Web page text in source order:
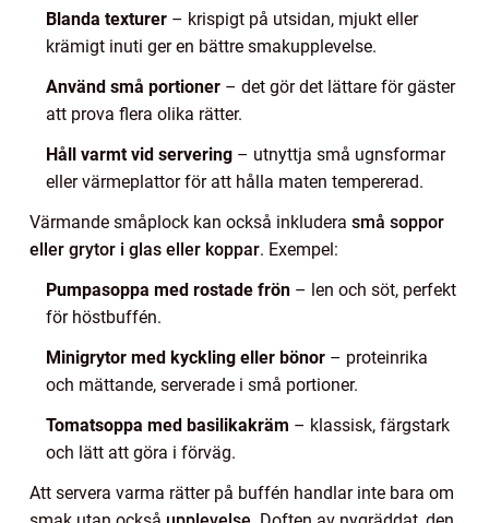
Blanda texturer – krispigt på utsidan, mjukt eller
krämigt inuti ger en bättre smakupplevelse.
Använd små portioner – det gör det lättare för gäster
att prova flera olika rätter.
Håll varmt vid servering – utnyttja små ugnsformar
eller värmeplattor för att hålla maten tempererad.
Värmande småplock kan också inkludera små soppor
eller grytor i glas eller koppar. Exempel:
Pumpasoppa med rostade frön – len och söt, perfekt
för höstbuffén.
Minigrytor med kyckling eller bönor – proteinrika
och mättande, serverade i små portioner.
Tomatsoppa med basilikakräm – klassisk, färgstark
och lätt att göra i förväg.
Att servera varma rätter på buffén handlar inte bara om